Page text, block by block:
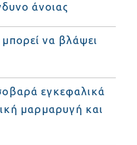
άνοιας
να βλάψει
εγκεφαλικά
μαρμαρυγή και